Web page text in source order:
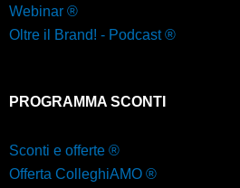
Webinar ®
Oltre il Brand! - Podcast ®
PROGRAMMA SCONTI
Sconti e offerte ®
Offerta ColleghiAMO ®